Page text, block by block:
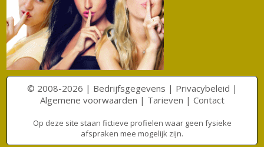
© 2008-2026 | Bedrijfsgegevens | Privacybeleid |
Algemene voorwaarden | Tarieven | Contact
Op deze site staan fictieve profielen waar geen fysieke
afspraken mee mogelijk zijn.